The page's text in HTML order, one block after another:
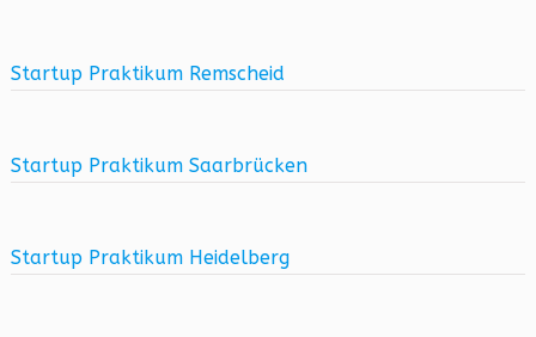
Startup Praktikum Remscheid
Startup Praktikum Saarbrücken
Startup Praktikum Heidelberg